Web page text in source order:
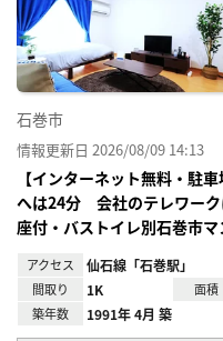
石巻市
情報更新日 2026/08/09 14:13
【インターネット無料・駐
へは24分 会社のテレワーク
座付・バストイレ別石巻市
アクセス 仙石線「石巻駅」
間取り 1K 面積
築年数 1991年 4月 築